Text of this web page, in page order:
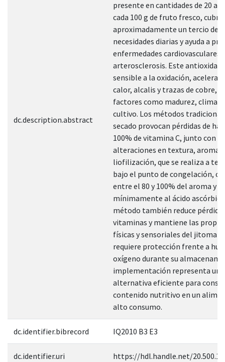
dc.description.abstract
presente en cantidades de 20 a
cada 100 g de fruto fresco, cubre
aproximadamente un tercio de
necesidades diarias y ayuda a
enfermedades cardiovasculares,
arterosclerosis. Este
sensible a la oxidación,
calor, alcalis y trazas de cobre,
factores como madurez, clima y
cultivo. Los métodos
secado provocan pérdidas de
100% de vitamina C, junto con
alteraciones en textura, aroma y
liofilización, que se realiza a
bajo el punto de congelación,
entre el 80 y 100% del aroma y
mínimamente al ácido
método también reduce
vitaminas y mantiene las
físicas y sensoriales del
requiere protección frente a
oxígeno durante su
implementación representa una
alternativa eficiente para
contenido nutritivo en un
alto consumo.
dc.identifier.bibrecord IQ2010 B3 E3
dc.identifier.uri https://hdl.handle.net/